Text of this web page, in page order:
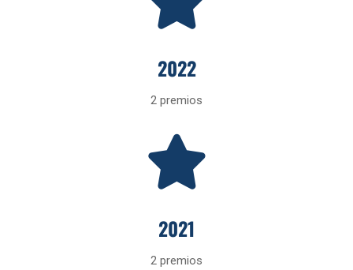
2022
2 premios
2021
2 premios